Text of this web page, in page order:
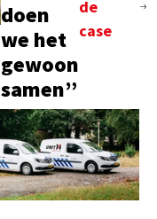
doen
we het
gewoon
samen”
de
case